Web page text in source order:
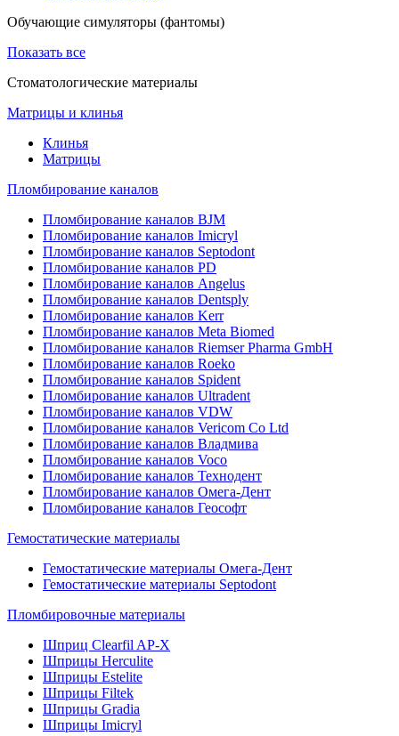
Обучающие симуляторы (фантомы)
Показать все
Стоматологические материалы
Матрицы и клинья
Клинья
Матрицы
Пломбирование каналов
Пломбирование каналов BJM
Пломбирование каналов Imicryl
Пломбирование каналов Septodont
Пломбирование каналов PD
Пломбирование каналов Angelus
Пломбирование каналов Dentsply
Пломбирование каналов Kerr
Пломбирование каналов Meta Biomed
Пломбирование каналов Riemser Pharma GmbH
Пломбирование каналов Roeko
Пломбирование каналов Spident
Пломбирование каналов Ultradent
Пломбирование каналов VDW
Пломбирование каналов Vericom Co Ltd
Пломбирование каналов Владмива
Пломбирование каналов Voco
Пломбирование каналов Технодент
Пломбирование каналов Омега-Дент
Пломбирование каналов Геософт
Гемостатические материалы
Гемостатические материалы Омега-Дент
Гемостатические материалы Septodont
Пломбировочные материалы
Шприц Clearfil AP-X
Шприцы Herculite
Шприцы Estelite
Шприцы Filtek
Шприцы Gradia
Шприцы Imicryl